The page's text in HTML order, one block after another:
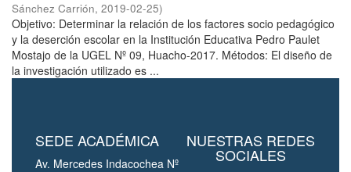
Sánchez Carrión, 2019-02-25)
Objetivo: Determinar la relación de los factores socio pedagógico
y la deserción escolar en la Institución Educativa Pedro Paulet
Mostajo de la UGEL Nº 09, Huacho-2017. Métodos: El diseño de
la investigación utilizado es ...
SEDE ACADÉMICA
Av. Mercedes Indacochea Nº
NUESTRAS REDES
SOCIALES